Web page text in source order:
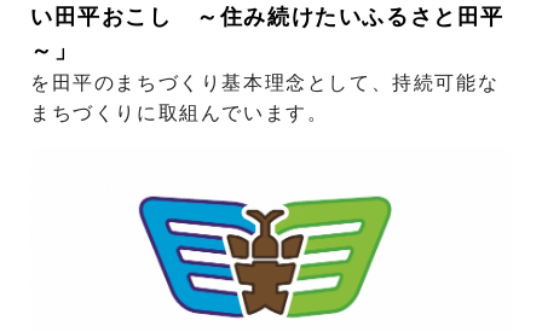
田平町壮年ソフトボール大会結果をUPしました！！
2026.07.16
田平町壮年ソフトボール大会結果をUPしました！！
ま～だ着らるっちゃなか屋（制服リユース）在庫一覧更
新しました！
田平まち協だより7月号（108号）UPしました！
い田平おこし ～住み続けたいふるさと田平
～」
を田平のまちづくり基本理念として、持続可能な
まちづくりに取組んでいます。